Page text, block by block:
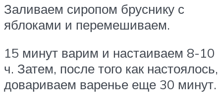
Заливаем сиропом бруснику с
яблоками и перемешиваем.
15 минут варим и настаиваем 8-10
ч. Затем, после того как настоялось,
довариваем варенье еще 30 минут.